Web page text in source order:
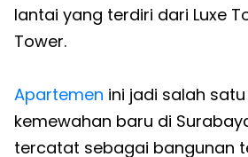
lantai yang terdiri dari Luxe
Tower.
Apartemen ini jadi salah
kemewahan baru di
tercatat sebagai bangunan